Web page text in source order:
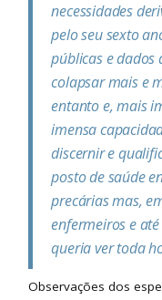
necessidades
pelo seu sexto
públicas e dados
colapsar mais e
entanto e, mais
imensa
discernir e
posto de saúde
precárias mas,
enfermeiros e
queria ver toda
Observações dos